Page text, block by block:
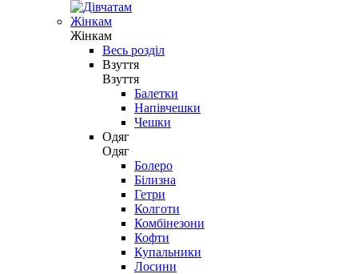
Жінкам
Жінкам
Весь розділ
Взуття
Взуття
Балетки
Напівчешки
Чешки
Одяг
Одяг
Болеро
Білизна
Гетри
Колготи
Комбінезони
Кофти
Купальники
Лосини